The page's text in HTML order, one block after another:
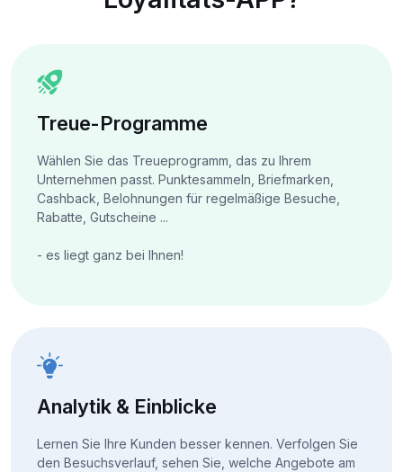
Treue-Programme
Wählen Sie das Treueprogramm, das zu Ihrem
Unternehmen passt. Punktesammeln, Briefmarken,
Cashback, Belohnungen für regelmäßige Besuche,
Rabatte, Gutscheine ...
- es liegt ganz bei Ihnen!
Analytik & Einblicke
Lernen Sie Ihre Kunden besser kennen. Verfolgen Sie
den Besuchsverlauf, sehen Sie, welche Angebote am